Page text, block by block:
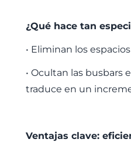
¿Qué hace tan
• Eliminan los
• Ocultan las
traduce en un
Ventajas clave: